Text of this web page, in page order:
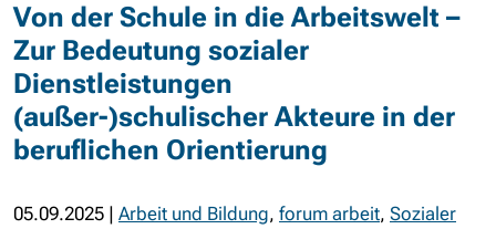
Von der Schule in die Arbeitswelt –
Zur Bedeutung sozialer
Dienstleistungen
(außer-)schulischer Akteure in der
beruflichen Orientierung
05.09.2025 | Arbeit und Bildung, forum arbeit, Sozialer